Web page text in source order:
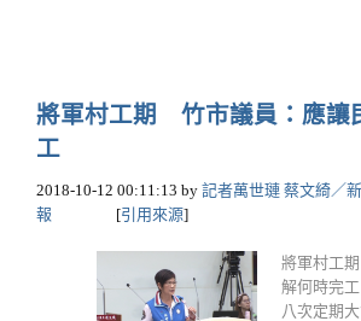
將軍村工期 竹市議員：應讓
工
2018-10-12 00:11:13 by 記者萬世璉 蔡文綺／
報
[引用來源]
將軍村工
解何時完
八次定期